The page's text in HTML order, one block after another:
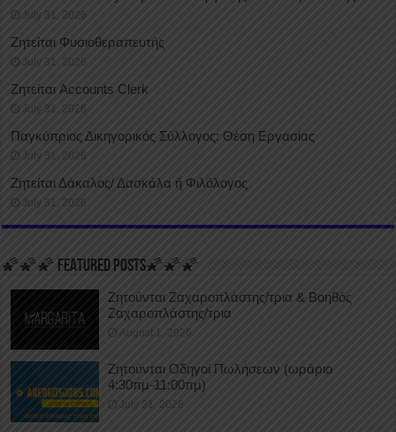
July 31, 2026
Ζητείται Φυσιοθεραπευτής
July 31, 2026
Ζητείται Accounts Clerk
July 31, 2026
Παγκύπριος Δικηγορικός Σύλλογος: Θέση Εργασίας
July 31, 2026
Ζητείται Δάκαλος/ Δασκάλα ή Φιλόλογος
July 31, 2026
🌠🌠🌠 FEATURED POSTS🌠🌠🌠
Ζητούνται Ζαχαροπλάστης/τρια & Βοηθός
Ζαχαροπλάστης/τρια
August 1, 2026
Ζητούνται Οδηγοί Πωλήσεων (ωράριο
4:30πμ-11:00πμ)
July 31, 2026